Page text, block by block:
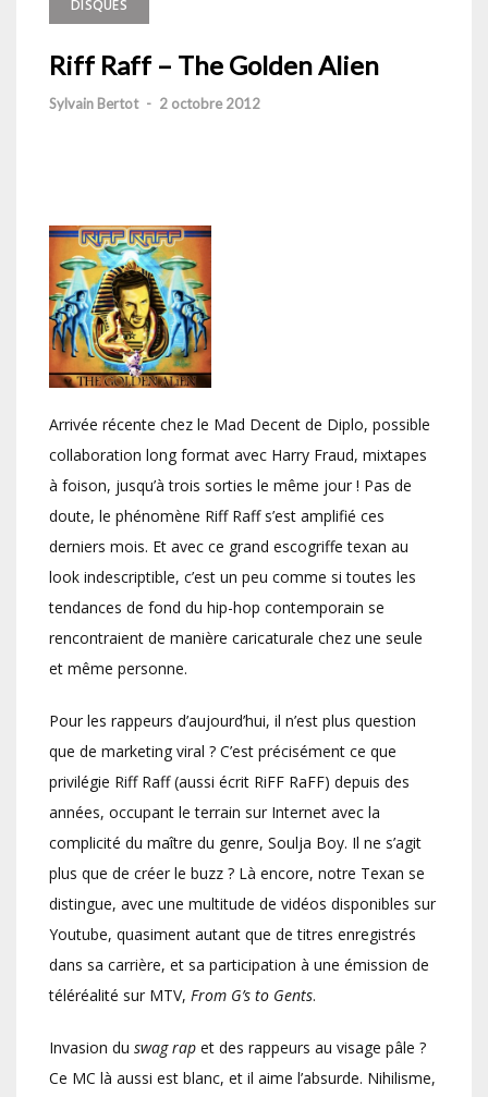
DISQUES
Riff Raff – The Golden Alien
Sylvain Bertot - 2 octobre 2012
Arrivée récente chez le Mad Decent de Diplo, possible
collaboration long format avec Harry Fraud, mixtapes
à foison, jusqu’à trois sorties le même jour ! Pas de
doute, le phénomène Riff Raff s’est amplifié ces
derniers mois. Et avec ce grand escogriffe texan au
look indescriptible, c’est un peu comme si toutes les
tendances de fond du hip-hop contemporain se
rencontraient de manière caricaturale chez une seule
et même personne.
Pour les rappeurs d’aujourd’hui, il n’est plus question
que de marketing viral ? C’est précisément ce que
privilégie Riff Raff (aussi écrit RiFF RaFF) depuis des
années, occupant le terrain sur Internet avec la
complicité du maître du genre, Soulja Boy. Il ne s’agit
plus que de créer le buzz ? Là encore, notre Texan se
distingue, avec une multitude de vidéos disponibles sur
Youtube, quasiment autant que de titres enregistrés
dans sa carrière, et sa participation à une émission de
téléréalité sur MTV, From G’s to Gents.
Invasion du swag rap et des rappeurs au visage pâle ?
Ce MC là aussi est blanc, et il aime l’absurde. Nihilisme,